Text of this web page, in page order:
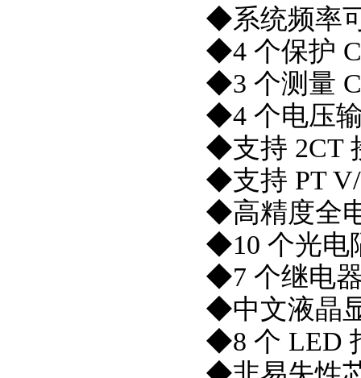
◆系统频率
◆4 个保护
◆3 个测量
◆4 个电压
◆支持 2CT
◆支持 PT
◆高精度全
◆10 个光电
◆7 个继电
◆中文液晶
◆8 个 LED